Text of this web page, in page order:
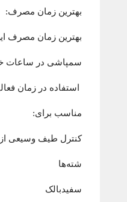
بهترین زمان مصرف:
بهترین زمان مصرف
سمپاشی در ساعات
استفاده در زمان
مناسب برای:
کنترل طیف وسیعی از
شته‌ها
سفیدبالک